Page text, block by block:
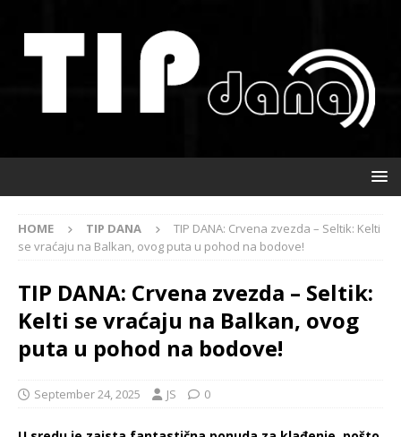
HOME TIP DANA
TIP DANA: Crvena zvezda – Seltik: Kelti
se vraćaju na Balkan, ovog puta u pohod na bodove!
TIP DANA: Crvena zvezda – Seltik:
Kelti se vraćaju na Balkan, ovog
puta u pohod na bodove!
September 24, 2025 JS 0